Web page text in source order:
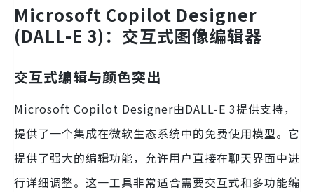
Microsoft Copilot Designer
(DALL-E 3)：交互式图像编辑器
交互式编辑与颜色突出
Microsoft Copilot Designer由DALL-E 3提供支持，
提供了一个集成在微软生态系统中的免费使用模型。它
提供了强大的编辑功能，允许用户直接在聊天界面中进
行详细调整。这一工具非常适合需要交互式和多功能编